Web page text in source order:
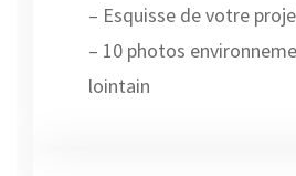
– Esquisse de votre
– 10 photos
lointain